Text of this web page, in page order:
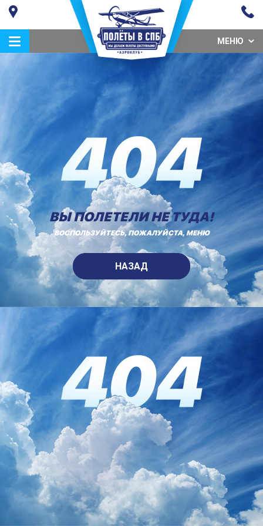
МЕНЮ
ВЫ ПОЛЕТЕЛИ НЕ ТУДА!
ВОСПОЛЬЗУЙТЕСЬ, ПОЖАЛУЙСТА, МЕНЮ
НАЗАД